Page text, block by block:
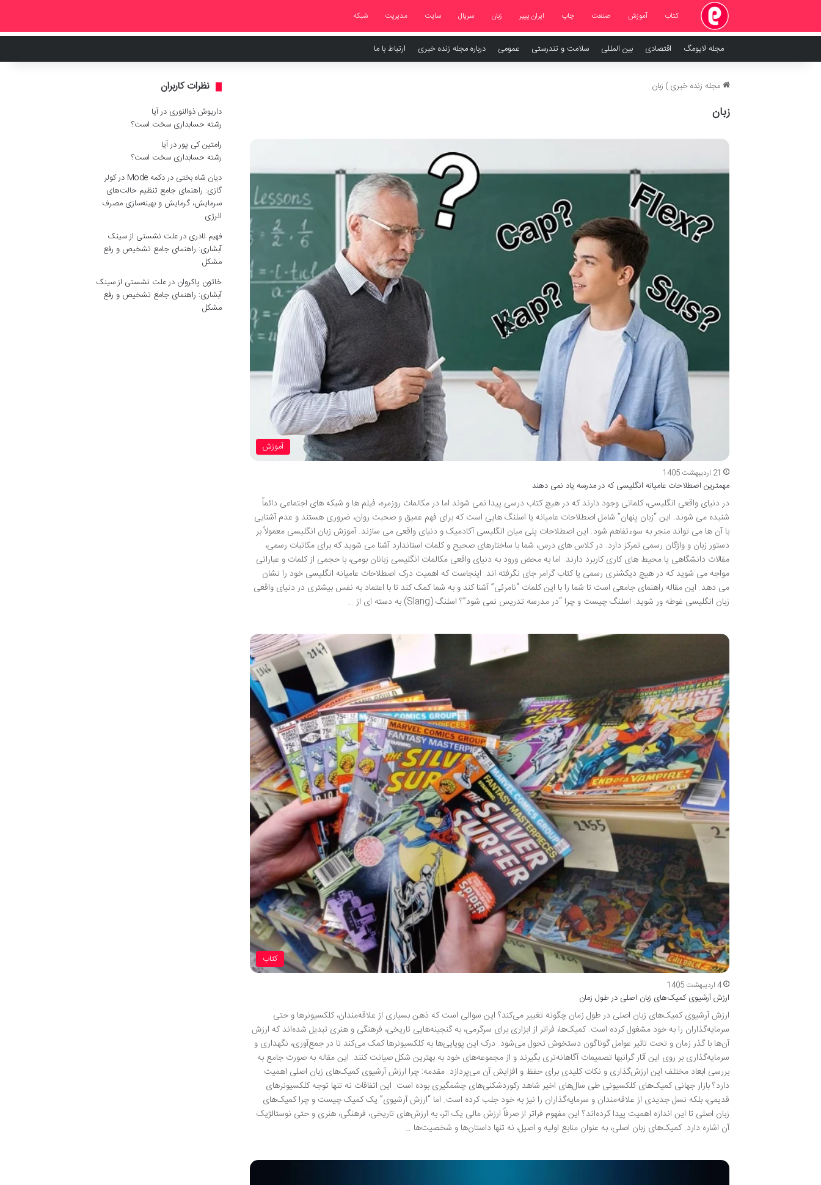
کتاب آموزش صنعت چاپ ایران پیپر زبان سریال سایت مدیریت شبکه
مجله لایومگ اقتصادی بین المللی سلامت و تندرستی عمومی درباره مجله زنده خبری ارتباط با ما
مجله زنده خبری ) زبان
زبان
آموزش
21 اردیبهشت 1405
مهمترین اصطلاحات عامیانه انگلیسی که در مدرسه یاد نمی دهند
در دنیای واقعی انگلیسی، کلماتی وجود دارند که در هیچ کتاب درسی پیدا نمی شوند اما در مکالمات روزمره، فیلم ها و شبکه های اجتماعی دائماً
شنیده می شوند. این “زبان پنهان” شامل اصطلاحات عامیانه یا اسلنگ هایی است که برای فهم عمیق و صحبت روان، ضروری هستند و عدم آشنایی
با آن ها می تواند منجر به سوءتفاهم شود. این اصطلاحات پلی میان انگلیسی آکادمیک و دنیای واقعی می سازند. آموزش زبان انگلیسی معمولاً بر
دستور زبان و واژگان رسمی تمرکز دارد. در کلاس های درس، شما با ساختارهای صحیح و کلمات استاندارد آشنا می شوید که برای مکاتبات رسمی،
مقالات دانشگاهی یا محیط های کاری کاربرد دارند. اما به محض ورود به دنیای واقعی مکالمات انگلیسی زبانان بومی، با حجمی از کلمات و عباراتی
مواجه می شوید که در هیچ دیکشنری رسمی یا کتاب گرامر جای نگرفته اند. اینجاست که اهمیت درک اصطلاحات عامیانه انگلیسی خود را نشان
می دهد. این مقاله راهنمای جامعی است تا شما را با این کلمات “نامرئی” آشنا کند و به شما کمک کند تا با اعتماد به نفس بیشتری در دنیای واقعی
زبان انگلیسی غوطه ور شوید. اسلنگ چیست و چرا “در مدرسه تدریس نمی شود”؟ اسلنگ (Slang) به دسته ای از …
کتاب
4 اردیبهشت 1405
ارزش آرشیوی کمیک‌های زبان اصلی در طول زمان
ارزش آرشیوی کمیک‌های زبان اصلی در طول زمان چگونه تغییر می‌کند؟ این سوالی است که ذهن بسیاری از علاقه‌مندان، کلکسیونرها و حتی
سرمایه‌گذاران را به خود مشغول کرده است. کمیک‌ها، فراتر از ابزاری برای سرگرمی، به گنجینه‌هایی تاریخی، فرهنگی و هنری تبدیل شده‌اند که ارزش
آن‌ها با گذر زمان و تحت تاثیر عوامل گوناگون دستخوش تحول می‌شود. درک این پویایی‌ها به کلکسیونرها کمک می‌کند تا در جمع‌آوری، نگهداری و
سرمایه‌گذاری بر روی این آثار گرانبها تصمیمات آگاهانه‌تری بگیرند و از مجموعه‌های خود به بهترین شکل صیانت کنند. این مقاله به صورت جامع به
بررسی ابعاد مختلف این ارزش‌گذاری و نکات کلیدی برای حفظ و افزایش آن می‌پردازد. مقدمه: چرا ارزش آرشیوی کمیک‌های زبان اصلی اهمیت
دارد؟ بازار جهانی کمیک‌های کلکسیونی طی سال‌های اخیر شاهد رکوردشکنی‌های چشمگیری بوده است. این اتفاقات نه تنها توجه کلکسیونرهای
قدیمی، بلکه نسل جدیدی از علاقه‌مندان و سرمایه‌گذاران را نیز به خود جلب کرده است. اما “ارزش آرشیوی” یک کمیک چیست و چرا کمیک‌های
زبان اصلی تا این اندازه اهمیت پیدا کرده‌اند؟ این مفهوم فراتر از صرفاً ارزش مالی یک اثر، به ارزش‌های تاریخی، فرهنگی، هنری و حتی نوستالژیک
آن اشاره دارد. کمیک‌های زبان اصلی، به عنوان منابع اولیه و اصیل، نه تنها داستان‌ها و شخصیت‌ها …
نظرات کاربران
داریوش ذوالنوری درآیا
رشته حسابداری سخت است؟
رامتین کی پوردرآیا
رشته حسابداری سخت است؟
دیان شاه بختی در
دکمه Mode در کولر
گازی: راهنمای جامع تنظیم حالت‌های
سرمایش، گرمایش و بهینه‌سازی مصرف
انرژی
فهیم نادری درعلت نشستی از سینک
آبشاری: راهنمای جامع تشخیص و رفع
مشکل
خاتون پاکروان درعلت نشستی از سینک
آبشاری: راهنمای جامع تشخیص و رفع
مشکل